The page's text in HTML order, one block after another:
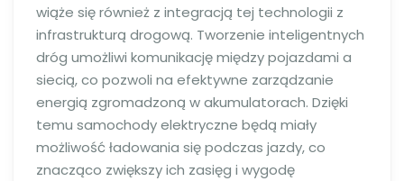
wiąże się również z integracją tej technologii z
infrastrukturą drogową. Tworzenie inteligentnych
dróg umożliwi komunikację między pojazdami a
siecią, co pozwoli na efektywne zarządzanie
energią zgromadzoną w akumulatorach. Dzięki
temu samochody elektryczne będą miały
możliwość ładowania się podczas jazdy, co
znacząco zwiększy ich zasięg i wygodę